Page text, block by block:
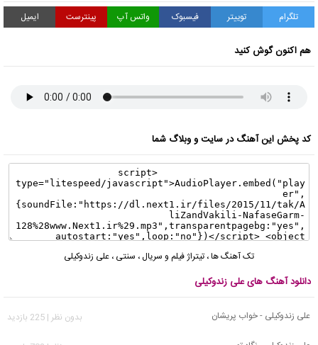
تلگرام توییتر فیسبوک واتس آپ پینترست ایمیل
هم اکنون گوش کنید
کد پخش این آهنگ در سایت و وبلاگ شما
تک آهنگ ها، تیتراژ فیلم و سریال ، سنتی ، علی زندوکیلی
دانلود آهنگ های علی زندوکیلی
علی زندوکیلی - خواب پریشان
بدون نظر | 225 بازدید